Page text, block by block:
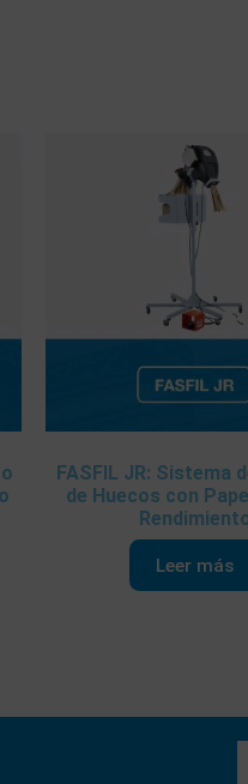
FASFIL JR: Sistema
de Huecos con
Leer más